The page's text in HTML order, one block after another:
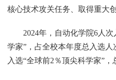
核心技术攻关任务、取得重大
2024年，自动化学院6人
学家”，占全校本年度总入选人
入选“全球前2％顶尖科学家”，